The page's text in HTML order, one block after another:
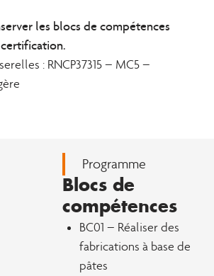
les blocs de compétences
: RNCP37315 – MC5 –
Programme
Blocs de
compétences
BC01 – Réaliser des
fabrications à base de
pâtes